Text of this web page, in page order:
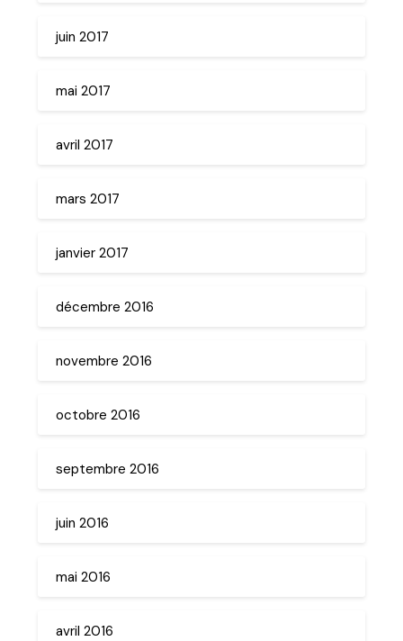
juin 2017
mai 2017
avril 2017
mars 2017
janvier 2017
décembre 2016
novembre 2016
octobre 2016
septembre 2016
juin 2016
mai 2016
avril 2016